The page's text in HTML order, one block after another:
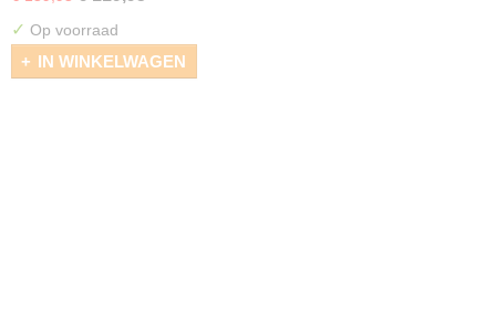
✓ Op voorraad
IN WINKELWAGEN